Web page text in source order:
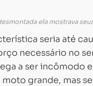
ela mostrava
seria até
necessário no
a ser incômodo
grande, mas